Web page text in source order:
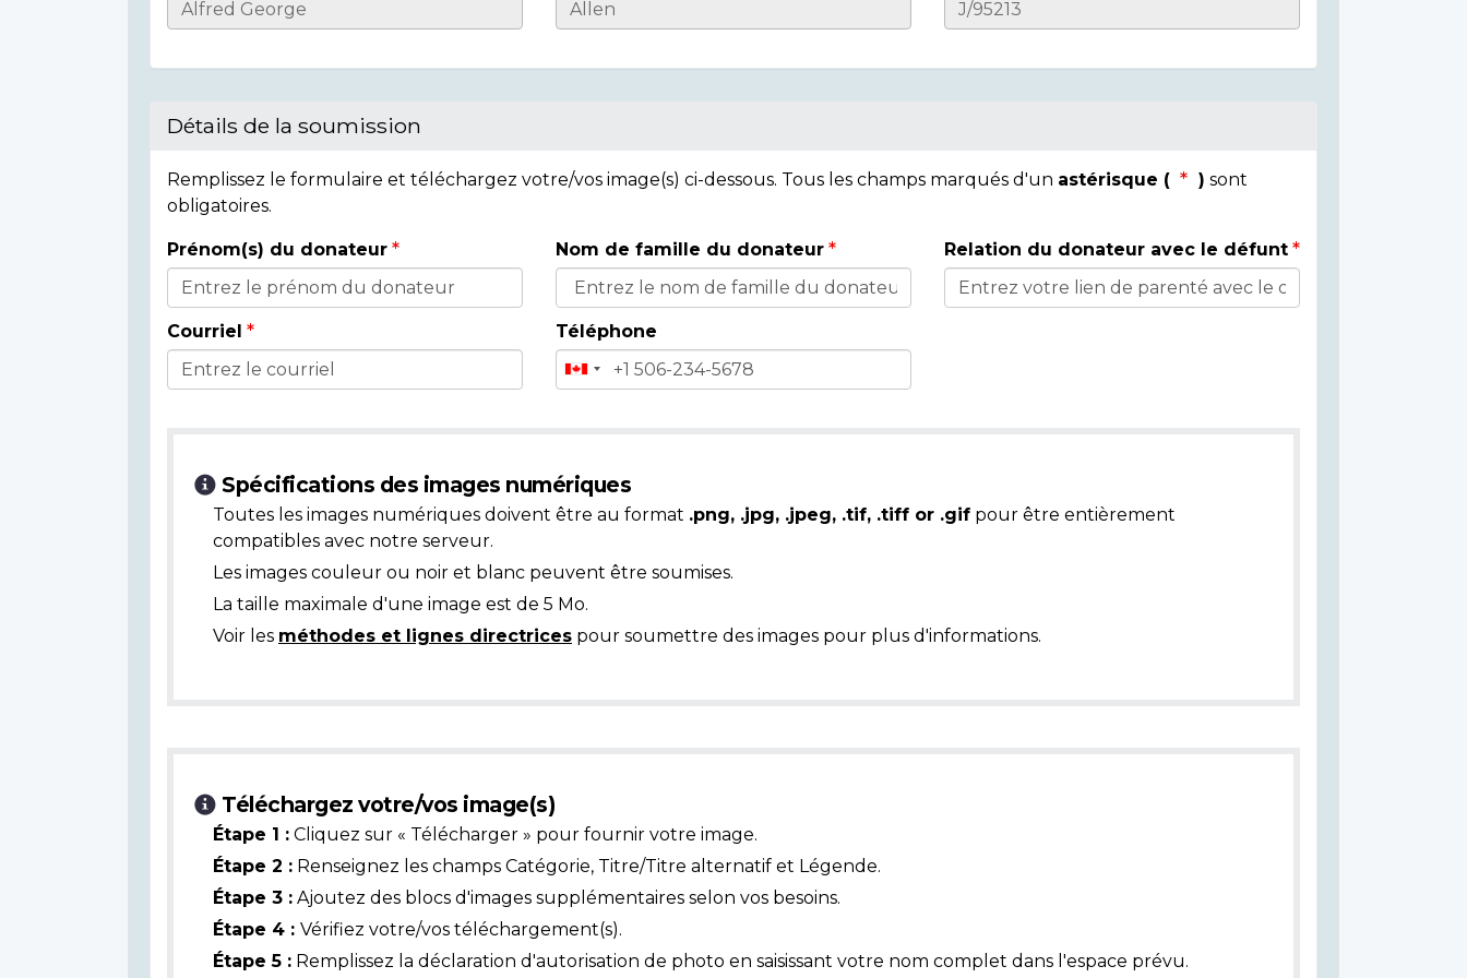
Informations
l'individu
Détails de la soumission
Remplissez le formulaire et téléchargez votre/vos image(s) ci-dessous. Tous les champs marqués d'un astérisque ( ) sont
obligatoires.
Détails
du
donateur
Prénom(s) du donateur Nom de famille du donateur Relation du donateur avec le défunt
Courriel Téléphone
Spécifications des images numériques
Toutes les images numériques doivent être au format .png, .jpg, .jpeg, .tif, .tiff or .gif pour être entièrement
compatibles avec notre serveur.
Les images couleur ou noir et blanc peuvent être soumises.
La taille maximale d'une image est de 5 Mo.
Voir les méthodes et lignes directrices pour soumettre des images pour plus d'informations.
Téléchargez votre/vos image(s)
Étape 1 : Cliquez sur « Télécharger » pour fournir votre image.
Étape 2 : Renseignez les champs Catégorie, Titre/Titre alternatif et Légende.
Étape 3 : Ajoutez des blocs d'images supplémentaires selon vos besoins.
Étape 4 : Vérifiez votre/vos téléchargement(s).
Étape 5 : Remplissez la déclaration d'autorisation de photo en saisissant votre nom complet dans l'espace prévu.